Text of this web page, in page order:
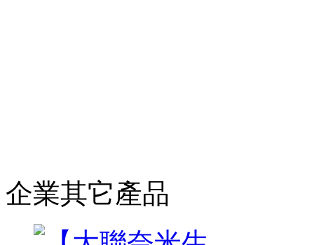
企業其它產品